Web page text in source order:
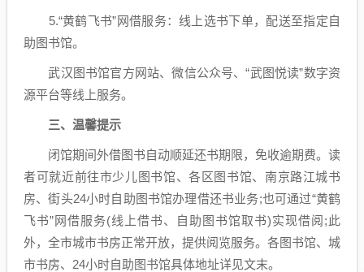
5.“黄鹤飞书”网借服务：线上选书下单，配送至指定自
助图书馆。
武汉图书馆官方网站、微信公众号、“武图悦读”数字资
源平台等线上服务。
三、温馨提示
闭馆期间外借图书自动顺延还书期限，免收逾期费。读
者可就近前往市少儿图书馆、各区图书馆、南京路江城书
房、街头24小时自助图书馆办理借还书业务;也可通过“黄鹤
飞书”网借服务(线上借书、自助图书馆取书)实现借阅;此
外，全市城市书房正常开放，提供阅览服务。各图书馆、城
市书房、24小时自助图书馆具体地址详见文末。